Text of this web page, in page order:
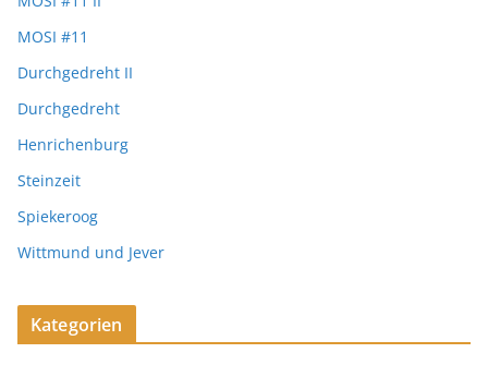
MOSI #11
Durchgedreht II
Durchgedreht
Henrichenburg
Steinzeit
Spiekeroog
Wittmund und Jever
Kategorien